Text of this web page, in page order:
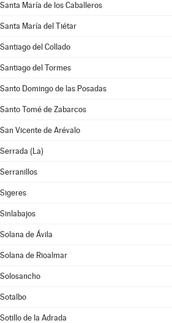
Santa María de los Caballeros
Santa María del Tiétar
Santiago del Collado
Santiago del Tormes
Santo Domingo de las Posadas
Santo Tomé de Zabarcos
San Vicente de Arévalo
Serrada (La)
Serranillos
Sigeres
Sinlabajos
Solana de Ávila
Solana de Rioalmar
Solosancho
Sotalbo
Sotillo de la Adrada